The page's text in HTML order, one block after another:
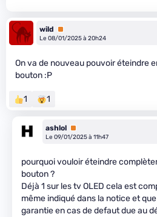
wild
Premium
Le 08/01/2025 à 20h24
On va de nouveau pouvoir éteindre
bouton :P
1 1
ashlol Premium
Le 09/01/2025 à 11h47
pourquoi vouloir éteindre
bouton ?
Déjà 1 sur les tv OLED cela est
même indiqué dans la notice et
garantie en cas de defaut due au